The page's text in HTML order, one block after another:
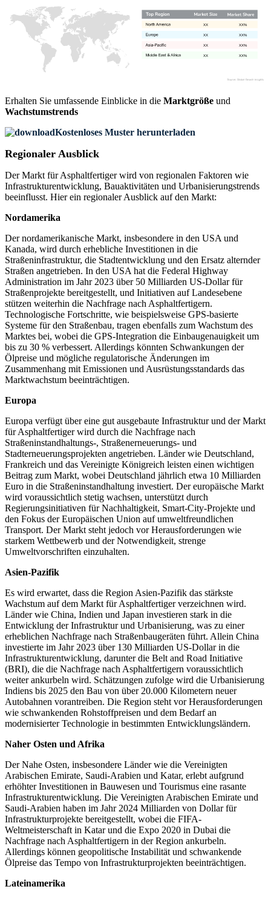
XX%
XX
XX%
XX
XX%
XX
XX%
XX
Erhalten Sie umfassende Einblicke in die Marktgröße und
Wachstumstrends
Kostenloses Muster herunterladen
Regionaler Ausblick
Der Markt für Asphaltfertiger wird von regionalen Faktoren wie
Infrastrukturentwicklung, Bauaktivitäten und Urbanisierungstrends
beeinflusst. Hier ein regionaler Ausblick auf den Markt:
Nordamerika
Der nordamerikanische Markt, insbesondere in den USA und
Kanada, wird durch erhebliche Investitionen in die
Straßeninfrastruktur, die Stadtentwicklung und den Ersatz alternder
Straßen angetrieben. In den USA hat die Federal Highway
Administration im Jahr 2023 über 50 Milliarden US-Dollar für
Straßenprojekte bereitgestellt, und Initiativen auf Landesebene
stützen weiterhin die Nachfrage nach Asphaltfertigern.
Technologische Fortschritte, wie beispielsweise GPS-basierte
Systeme für den Straßenbau, tragen ebenfalls zum Wachstum des
Marktes bei, wobei die GPS-Integration die Einbaugenauigkeit um
bis zu 30 % verbessert. Allerdings könnten Schwankungen der
Ölpreise und mögliche regulatorische Änderungen im
Zusammenhang mit Emissionen und Ausrüstungsstandards das
Marktwachstum beeinträchtigen.
Europa
Europa verfügt über eine gut ausgebaute Infrastruktur und der Markt
für Asphaltfertiger wird durch die Nachfrage nach
Straßeninstandhaltungs-, Straßenerneuerungs- und
Stadterneuerungsprojekten angetrieben. Länder wie Deutschland,
Frankreich und das Vereinigte Königreich leisten einen wichtigen
Beitrag zum Markt, wobei Deutschland jährlich etwa 10 Milliarden
Euro in die Straßeninstandhaltung investiert. Der europäische Markt
wird voraussichtlich stetig wachsen, unterstützt durch
Regierungsinitiativen für Nachhaltigkeit, Smart-City-Projekte und
den Fokus der Europäischen Union auf umweltfreundlichen
Transport. Der Markt steht jedoch vor Herausforderungen wie
starkem Wettbewerb und der Notwendigkeit, strenge
Umweltvorschriften einzuhalten.
Asien-Pazifik
Es wird erwartet, dass die Region Asien-Pazifik das stärkste
Wachstum auf dem Markt für Asphaltfertiger verzeichnen wird.
Länder wie China, Indien und Japan investieren stark in die
Entwicklung der Infrastruktur und Urbanisierung, was zu einer
erheblichen Nachfrage nach Straßenbaugeräten führt. Allein China
investierte im Jahr 2023 über 130 Milliarden US-Dollar in die
Infrastrukturentwicklung, darunter die Belt and Road Initiative
(BRI), die die Nachfrage nach Asphaltfertigern voraussichtlich
weiter ankurbeln wird. Schätzungen zufolge wird die Urbanisierung
Indiens bis 2025 den Bau von über 20.000 Kilometern neuer
Autobahnen vorantreiben. Die Region steht vor Herausforderungen
wie schwankenden Rohstoffpreisen und dem Bedarf an
modernisierter Technologie in bestimmten Entwicklungsländern.
Naher Osten und Afrika
Der Nahe Osten, insbesondere Länder wie die Vereinigten
Arabischen Emirate, Saudi-Arabien und Katar, erlebt aufgrund
erhöhter Investitionen in Bauwesen und Tourismus eine rasante
Infrastrukturentwicklung. Die Vereinigten Arabischen Emirate und
Saudi-Arabien haben im Jahr 2024 Milliarden von Dollar für
Infrastrukturprojekte bereitgestellt, wobei die FIFA-
Weltmeisterschaft in Katar und die Expo 2020 in Dubai die
Nachfrage nach Asphaltfertigern in der Region ankurbeln.
Allerdings können geopolitische Instabilität und schwankende
Ölpreise das Tempo von Infrastrukturprojekten beeinträchtigen.
Lateinamerika